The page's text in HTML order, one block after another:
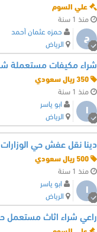
علي السوم
منذ 1 سنة
ح
حمزه عثمان أحمد
الرياض
منذ 1 سنة
ابو ياسر
الرياض
دينا نقل عفش حي الوزارات 0503695591
منذ 1 سنة
ابو ياسر
الرياض